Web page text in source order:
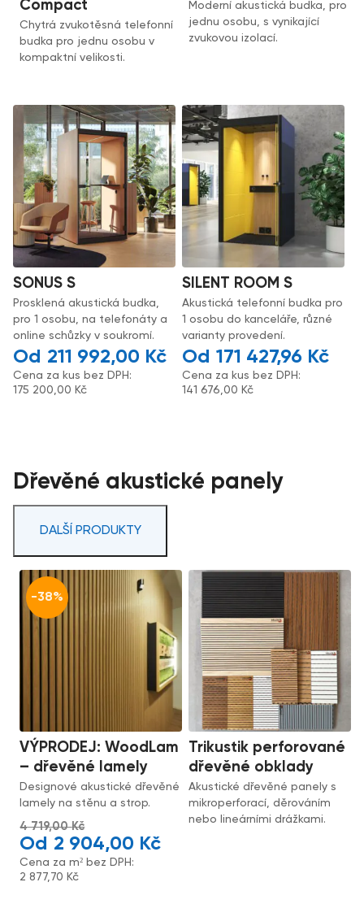
Compact
Chytrá zvukotěsná telefonní
budka pro jednu osobu v
kompaktní velikosti.
Moderní akustická budka, pro
jednu osobu, s vynikající
zvukovou izolací.
SONUS S
Prosklená akustická budka,
pro 1 osobu, na telefonáty a
online schůzky v soukromí.
211 992,00 Kč
Cena za kus bez DPH:
175 200,00 Kč
SILENT ROOM S
Akustická telefonní budka pro
1 osobu do kanceláře, různé
varianty provedení.
171 427,96 Kč
Cena za kus bez DPH:
141 676,00 Kč
Dřevěné akustické panely
DALŠÍ PRODUKTY
-38%
VÝPRODEJ: WoodLam
– dřevěné lamely
Designové akustické dřevěné
lamely na stěnu a strop.
4 719,00Kč
2 904,00 Kč
Cena za m² bez DPH:
2 877,70 Kč
Trikustik perforované
dřevěné obklady
Akustické dřevěné panely s
mikroperforací, děrováním
nebo lineárními drážkami.